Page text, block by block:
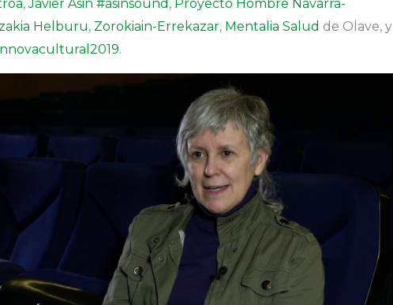
,Javier Asin #asinsound , Proyecto Hombre Navarra-
Helburu, Zorokiain-Errekazar, Mentalia Salud de Olave, y
.